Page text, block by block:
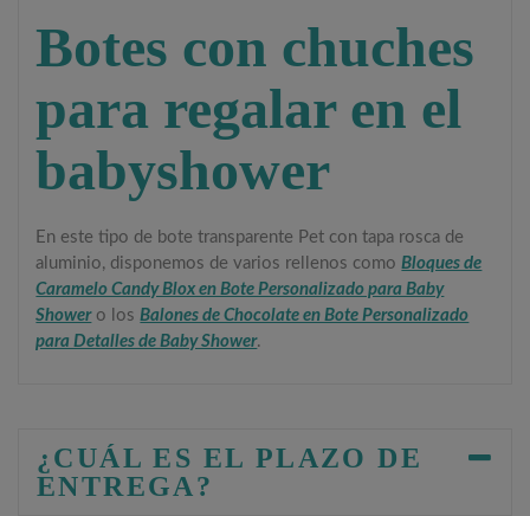
Botes con chuches
para regalar en el
babyshower
En este tipo de bote transparente Pet con tapa rosca de
aluminio, disponemos de varios rellenos comoBloques de
Caramelo Candy Blox en Bote Personalizado para Baby
Showero losBalones de Chocolate en Bote Personalizado
para Detalles de Baby Shower.
¿CUÁL ES EL PLAZO DE
ENTREGA?